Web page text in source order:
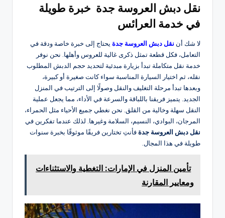
نقل دبش العروسة جدة خبرة طويلة
في خدمة العرائس
لا شك أن نقل دبش العروسة جدة يحتاج إلى خبرة خاصة ودقة في
التعامل، فكل قطعة تمثل ذكرى غالية للعروس وأهلها. نحن نوفر
خدمة نقل متكاملة تبدأ بزيارة مبدئية لتحديد حجم الدبش المطلوب
نقله، ثم اختيار السيارة المناسبة سواء كانت صغيرة أو كبيرة،
وبعدها تبدأ مرحلة التغليف والنقل وصولًا إلى الترتيب في المنزل
الجديد. يتميز فريقنا باللباقة والسرعة في الأداء، مما يجعل عملية
النقل سهلة وخالية من القلق. نحن نغطي جميع الأحياء مثل الحمراء،
المرجان، البوادي، النسيم، السلامة وغيرها. لذلك عندما تفكرين في
نقل دبش العروسة جدةفأنتِ تختارين فريقًا موثوقًا بخبرة سنوات
طويلة في هذا المجال.
تأمين المنزل في الإمارات: التغطية والاستثناءات
ومعايير المقارنة